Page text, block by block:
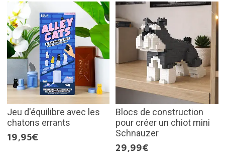
Jeu d'équilibre avec les
chatons errants
19,95€
Blocs de construction
pour créer un chiot mini
Schnauzer
29,99€